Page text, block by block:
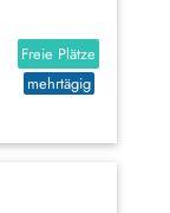
Freie Plätze
mehrtägig